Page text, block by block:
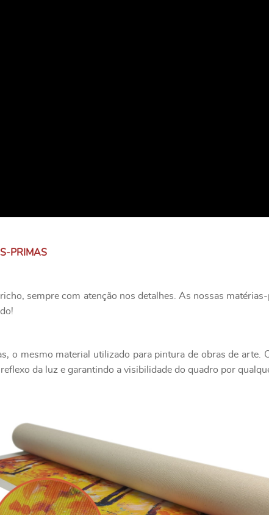
PRIMAS
sempre com atenção nos detalhes. As nossas
o mesmo material utilizado para pintura de obras de
da luz e garantindo a visibilidade do quadro por